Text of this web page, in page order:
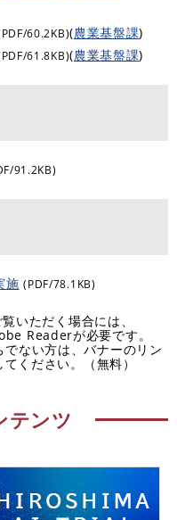
60.2KB)(農業基盤課)
61.8KB)(農業基盤課)
91.2KB)
施 (PDF/78.1KB)
いただく場合には、
Readerが必要です。
ない方は、バナーのリン
ください。（無料）
テンツ